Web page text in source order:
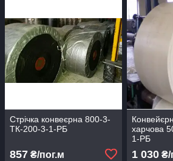
Стрічка конвеєрна 800-3-
ТК-200-3-1-РБ
857 ₴/пог.м
харчова
1-РБ
1 030₴/